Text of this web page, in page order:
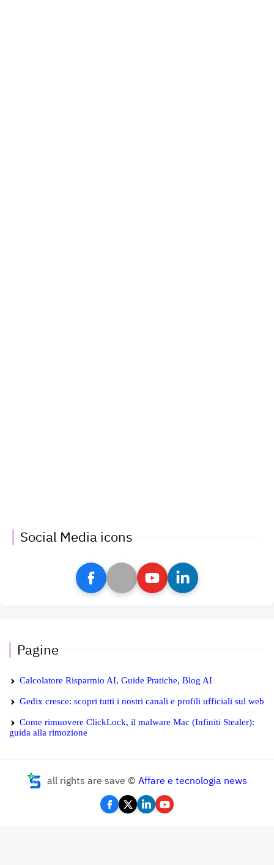
Social Media icons
Pagine
Calcolatore Risparmio AI, Guide Pratiche, Blog AI
Gedix cresce: scopri tutti i nostri canali e profili ufficiali sul web
Come rimuovere ClickLock, il malware Mac (Infiniti Stealer):
guida alla rimozione
all rights are save © Affare e tecnologia news